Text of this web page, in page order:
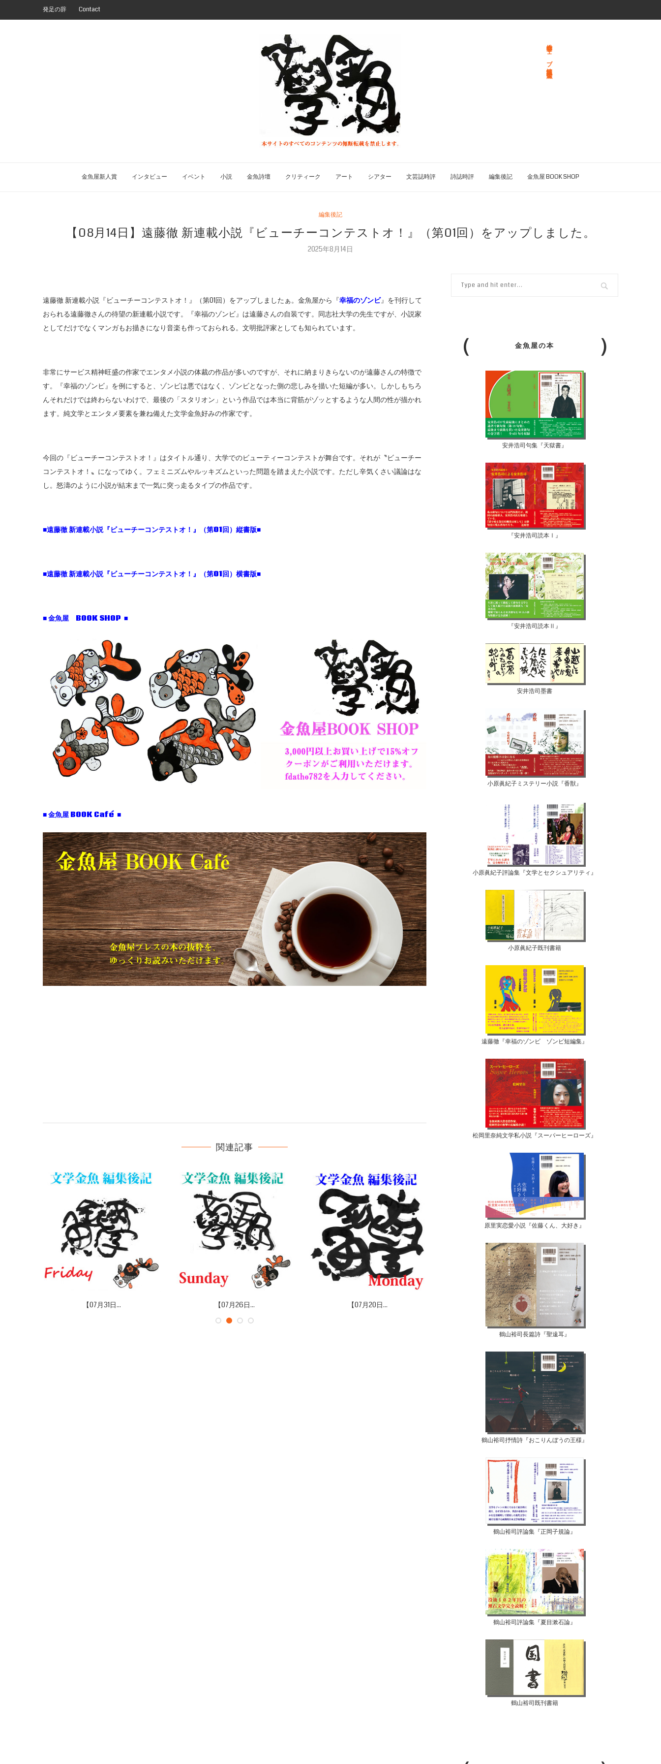
発足の辞 Contact
総合文学ウェブ情報誌 文学金魚
金魚屋新人賞 インタビュー イベント 小説 金魚詩壇 クリティーク アート シアター 文芸誌時評 詩誌時評 編集後記 金魚屋 BOOK SHOP
編集後記
【08月14日】遠藤徹 新連載小説『ビューチーコンテストオ！』（第01回）をアップしました。
2025年8月14日
遠藤徹 新連載小説『ビューチーコンテストオ！』（第01回）をアップしましたぁ。金魚屋から『幸福のゾンビ』を刊行して
おられる遠藤徹さんの待望の新連載小説です。『幸福のゾンビ』は遠藤さんの自装です。同志社大学の先生ですが、小説家
としてだけでなくマンガもお描きになり音楽も作っておられる。文明批評家としても知られています。
非常にサービス精神旺盛の作家でエンタメ小説の体裁の作品が多いのですが、それに納まりきらないのが遠藤さんの特徴で
す。『幸福のゾンビ』を例にすると、ゾンビは悪ではなく、ゾンビとなった側の悲しみを描いた短編が多い。しかしもちろ
んそれだけでは終わらないわけで、最後の「スタリオン」という作品では本当に背筋がゾッとするような人間の性が描かれ
ます。純文学とエンタメ要素を兼ね備えた文学金魚好みの作家です。
今回の『ビューチーコンテストオ！』はタイトル通り、大学でのビューティーコンテストが舞台です。それが〝ビューチー
コンテストオ！〟になってゆく。フェミニズムやルッキズムといった問題を踏まえた小説です。ただし辛気くさい議論はな
し。怒濤のように小説が結末まで一気に突っ走るタイプの作品です。
■遠藤徹 新連載小説『ビューチーコンテストオ！』（第01回）縦書版■
■遠藤徹 新連載小説『ビューチーコンテストオ！』（第01回）横書版■
■ 金魚屋 BOOK SHOP ■
■ 金魚屋 BOOK Café ■
関連記事
【07月31日... 【07月26日... 【07月20日... 【07月12日...
金魚屋の本
安井浩司句集『天獄書』
『安井浩司読本Ⅰ』
『安井浩司読本Ⅱ』
安井浩司墨書
小原眞紀子ミステリー小説『香獣』
小原眞紀子評論集『文学とセクシュアリティ』
小原眞紀子既刊書籍
遠藤徹『幸福のゾンビ ゾンビ短編集』
松岡里奈純文学私小説『スーパーヒーローズ』
原里実恋愛小説『佐藤くん、大好き』
鶴山裕司長篇詩『聖遠耳』
鶴山裕司抒情詩『おこりんぼうの王様』
鶴山裕司評論集『正岡子規論』
鶴山裕司評論集『夏目漱石論』
鶴山裕司既刊書籍